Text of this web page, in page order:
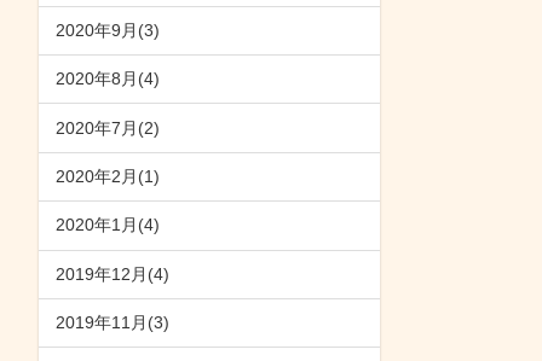
2020年9月(3)
2020年8月(4)
2020年7月(2)
2020年2月(1)
2020年1月(4)
2019年12月(4)
2019年11月(3)